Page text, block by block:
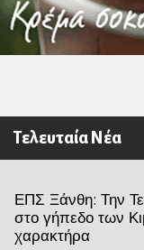
Τελευταία Νέα
ΕΠΣ Ξάνθη: Την
στο γήπεδο των
χαρακτήρα